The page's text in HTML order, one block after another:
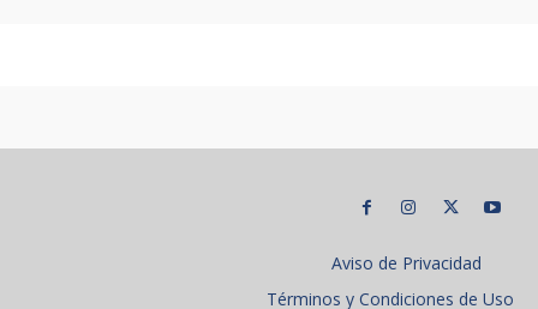
Aviso de Privacidad
Términos y Condiciones de Uso